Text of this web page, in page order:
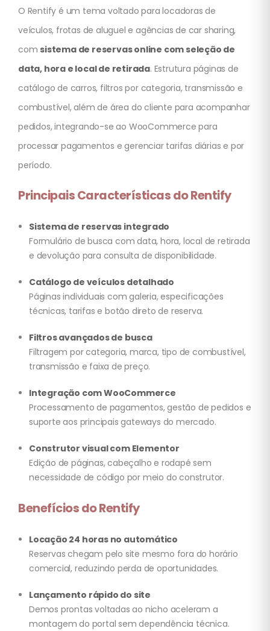
O Rentify é um tema voltado para locadoras de
veículos, frotas de aluguel e agências de car sharing,
com sistema de reservas online com seleção de
data, hora e local de retirada. Estrutura páginas de
catálogo de carros, filtros por categoria, transmissão e
combustível, além de área do cliente para acompanhar
pedidos, integrando-se ao WooCommerce para
processar pagamentos e gerenciar tarifas diárias e por
período.
Principais Características do Rentify
Sistema de reservas integrado
Formulário de busca com data, hora, local de retirada
e devolução para consulta de disponibilidade.
Catálogo de veículos detalhado
Páginas individuais com galeria, especificações
técnicas, tarifas e botão direto de reserva.
Filtros avançados de busca
Filtragem por categoria, marca, tipo de combustível,
transmissão e faixa de preço.
Integração com WooCommerce
Processamento de pagamentos, gestão de pedidos e
suporte aos principais gateways do mercado.
Construtor visual com Elementor
Edição de páginas, cabeçalho e rodapé sem
necessidade de código por meio do construtor.
Benefícios do Rentify
Locação 24 horas no automático
Reservas chegam pelo site mesmo fora do horário
comercial, reduzindo perda de oportunidades.
Lançamento rápido do site
Demos prontas voltadas ao nicho aceleram a
montagem do portal sem dependência técnica.